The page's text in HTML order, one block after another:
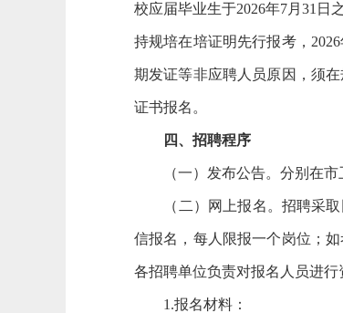
校应届毕业生于2026年7月31日
持规培在培证明先行报考，
期发证等非应聘人员原因，须
证书报名。
四、招聘程序
（一）发布公告。分别在市卫
（二）网上报名。招聘采取
信报名，每人限报一个岗位；
各招聘单位负责对报名人员进行
1.报名材料：